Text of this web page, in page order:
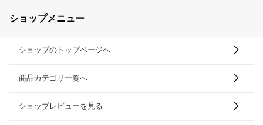
ショップメニュー
ショップのトップページへ
商品カテゴリ一覧へ
ショップレビューを見る